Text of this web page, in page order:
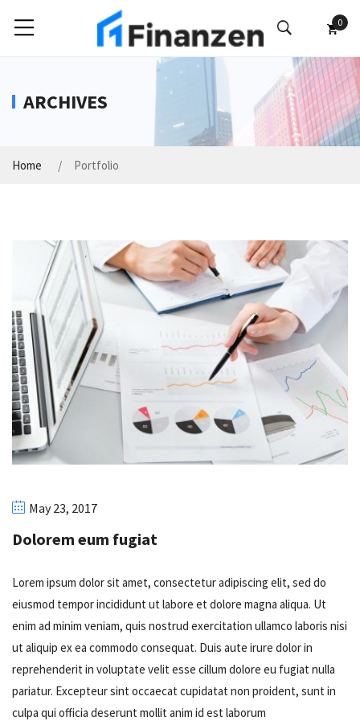
0
ARCHIVES
Home Portfolio
May 23, 2017
Dolorem eum fugiat
Lorem ipsum dolor sit amet, consectetur adipiscing elit, sed do
eiusmod tempor incididunt ut labore et dolore magna aliqua. Ut
enim ad minim veniam, quis nostrud exercitation ullamco laboris nisi
ut aliquip ex ea commodo consequat. Duis aute irure dolor in
reprehenderit in voluptate velit esse cillum dolore eu fugiat nulla
pariatur. Excepteur sint occaecat cupidatat non proident, sunt in
culpa qui officia deserunt mollit anim id est laborum